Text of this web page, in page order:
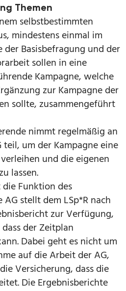
Themen
selbstbestimmten
mindestens einmal im
der Basisbefragung und der
sollen in eine
Kampagne, welche
zur Kampagne der
sollte, zusammengeführt
nimmt regelmäßig an
um der Kampagne eine
und die eigenen
lassen.
Funktion des
stellt dem LSp*R nach
zur Verfügung,
der Zeitplan
Dabei geht es nicht um
auf die Arbeit der AG,
Versicherung, dass die
Die Ergebnisberichte